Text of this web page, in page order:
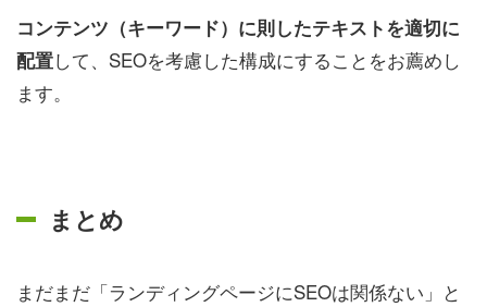
コンテンツ（キーワード）に則したテキストを適切に
配置して、SEOを考慮した構成にすることをお薦めし
ます。
まとめ
まだまだ「ランディングページにSEOは関係ない」と